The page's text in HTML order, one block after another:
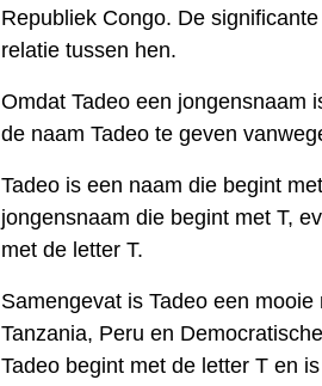
Republiek Congo. De
relatie tussen hen.
Omdat Tadeo een jongensnaam
de naam Tadeo te geven
Tadeo is een naam die begint
jongensnaam die begint met T,
met de letter T.
Samengevat is Tadeo een
Tanzania, Peru en
Tadeo begint met de letter T en